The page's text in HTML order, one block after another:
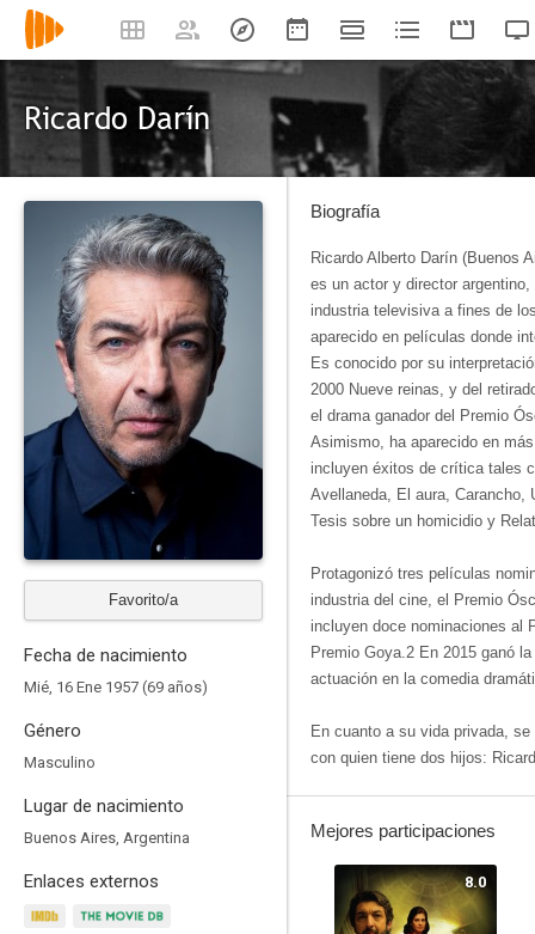
Ricardo Darín
Favorito/a
Fecha de nacimiento
Mié, 16 Ene 1957 (69 años)
Género
Masculino
Lugar de nacimiento
Buenos Aires, Argentina
Enlaces externos
Biografía
Ricardo Alberto Darín (Buenos
es un actor y director
industria televisiva a fines de
aparecido en películas donde
Es conocido por su
2000 Nueve reinas, y del
el drama ganador del Premio
Asimismo, ha aparecido en
incluyen éxitos de crítica tales
Avellaneda, El aura, Carancho,
Tesis sobre un homicidio y
Protagonizó tres películas
industria del cine, el Premio
incluyen doce nominaciones al
Premio Goya.2 En 2015 ganó
actuación en la comedia
En cuanto a su vida privada,
con quien tiene dos hijos:
Mejores participaciones
8.0